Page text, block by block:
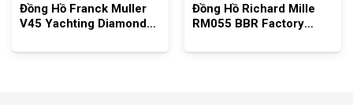
Đồng Hồ Franck Muller
V45 Yachting Diamond
Đồng Hồ Richard Mille
RM055 BBR Factory